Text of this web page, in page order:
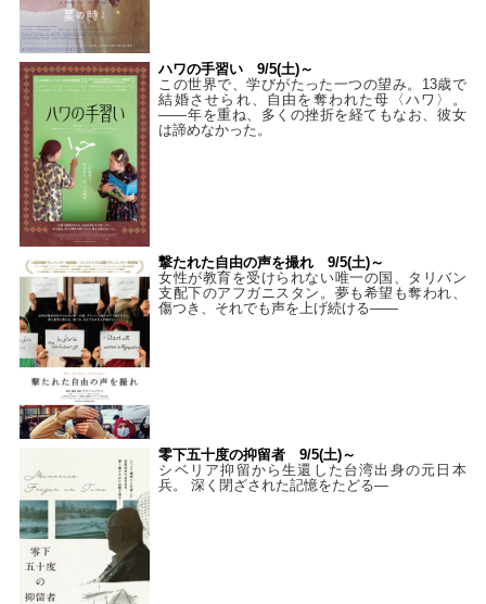
ハワの手習い 9/5(土)～
この世界で、学びがたった一つの望み。13歳で
結婚させられ、自由を奪われた母〈ハワ〉。
——年を重ね、多くの挫折を経てもなお、彼女
は諦めなかった。
撃たれた自由の声を撮れ 9/5(土)～
女性が教育を受けられない唯一の国、タリバン
支配下のアフガニスタン。夢も希望も奪われ、
傷つき、それでも声を上げ続ける——
零下五十度の抑留者 9/5(土)～
シベリア抑留から生還した台湾出身の元日本
兵。 深く閉ざされた記憶をたどる—